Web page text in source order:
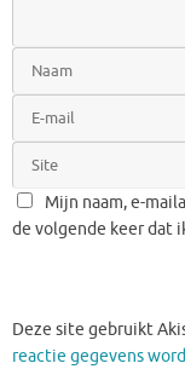
Mijn naam, e-
de volgende keer dat
Deze site gebruikt
reactie gegevens